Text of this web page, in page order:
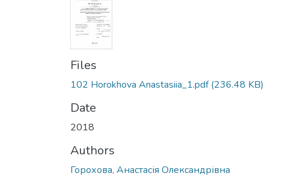
Files
102 Horokhova Anastasiia_1.pdf(236.48 KB)
Date
2018
Authors
Горохова, Анастасія Олександрівна